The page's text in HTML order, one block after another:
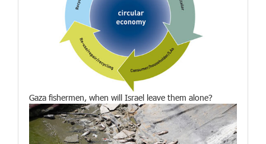
Gaza fishermen, when will Israel leave them alone?